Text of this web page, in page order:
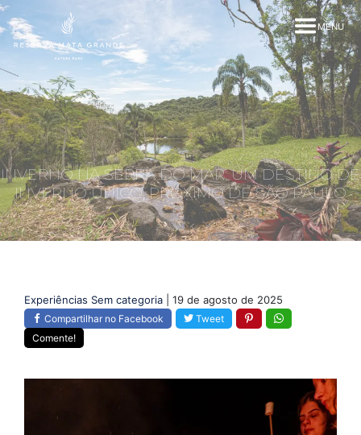
MENU
INVERNO NA SERRA DO MAR: UM DESTINO DE
INVERNO ÚNICO, PRÓXIMO DE SÃO PAULO
Experiências Sem categoria | 19 de agosto de 2025
Compartilhar no Facebook
Tweet
Comente!